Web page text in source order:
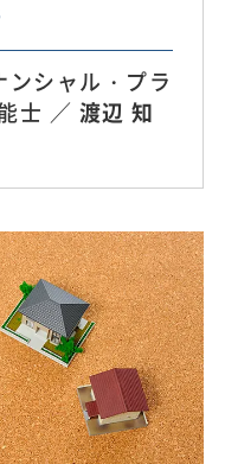
ンシャル・プラ
士 ／ 渡辺 知